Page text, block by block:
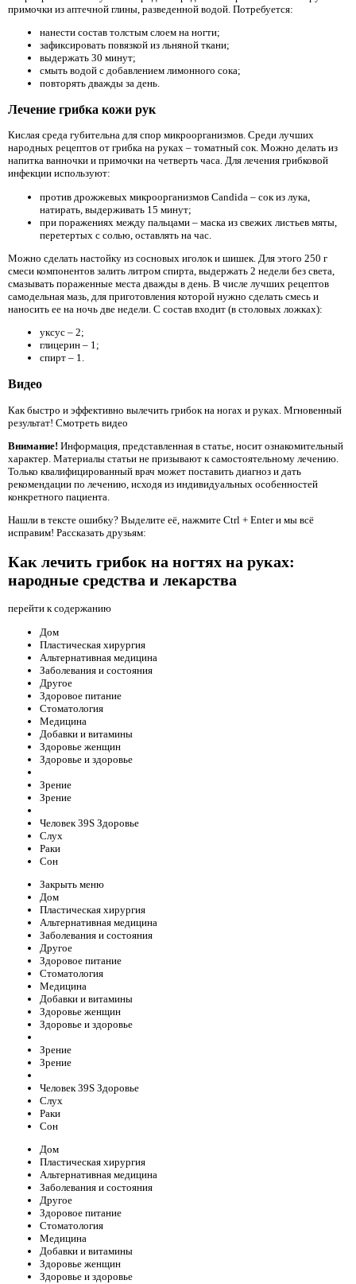
примочки из аптечной глины, разведенной водой. Потребуется:
нанести состав толстым слоем на ногти;
зафиксировать повязкой из льняной ткани;
выдержать 30 минут;
смыть водой с добавлением лимонного сока;
повторять дважды за день.
Лечение грибка кожи рук
Кислая среда губительна для спор микроорганизмов. Среди лучших
народных рецептов от грибка на руках – томатный сок. Можно делать из
напитка ванночки и примочки на четверть часа. Для лечения грибковой
инфекции используют:
против дрожжевых микроорганизмов Candida – сок из лука,
натирать, выдерживать 15 минут;
при поражениях между пальцами – маска из свежих листьев мяты,
перетертых с солью, оставлять на час.
Можно сделать настойку из сосновых иголок и шишек. Для этого 250 г
смеси компонентов залить литром спирта, выдержать 2 недели без света,
смазывать пораженные места дважды в день. В числе лучших рецептов
самодельная мазь, для приготовления которой нужно сделать смесь и
наносить ее на ночь две недели. С состав входит (в столовых ложках):
уксус – 2;
глицерин – 1;
спирт – 1.
Видео
Как быстро и эффективно вылечить грибок на ногах и руках. Мгновенный
результат! Смотреть видео
Внимание! Информация, представленная в статье, носит ознакомительный
характер. Материалы статьи не призывают к самостоятельному лечению.
Только квалифицированный врач может поставить диагноз и дать
рекомендации по лечению, исходя из индивидуальных особенностей
конкретного пациента.
Нашли в тексте ошибку? Выделите её, нажмите Ctrl + Enter и мы всё
исправим! Рассказать друзьям:
Как лечить грибок на ногтях на руках:
народные средства и лекарства
перейти к содержанию
Дом
Пластическая хирургия
Альтернативная медицина
Заболевания и состояния
Другое
Здоровое питание
Стоматология
Медицина
Добавки и витамины
Здоровье женщин
Здоровье и здоровье
Зрение
Зрение
Человек 39S Здоровье
Слух
Раки
Сон
Закрыть меню
Дом
Пластическая хирургия
Альтернативная медицина
Заболевания и состояния
Другое
Здоровое питание
Стоматология
Медицина
Добавки и витамины
Здоровье женщин
Здоровье и здоровье
Зрение
Зрение
Человек 39S Здоровье
Слух
Раки
Сон
Дом
Пластическая хирургия
Альтернативная медицина
Заболевания и состояния
Другое
Здоровое питание
Стоматология
Медицина
Добавки и витамины
Здоровье женщин
Здоровье и здоровье